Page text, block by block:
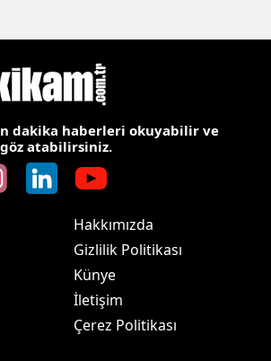
dakika haberleri okuyabilir ve
atabilirsiniz.
Hakkımızda
Gizlilik Politikası
Künye
İletişim
Çerez Politikası